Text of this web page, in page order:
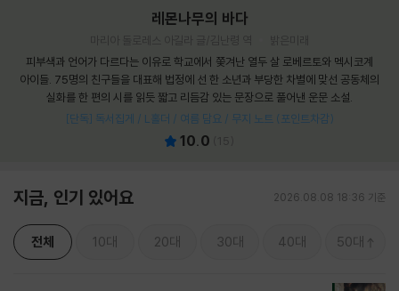
레몬나무의 바다
피부색과 언어가 다르다는 이유로 학교에서 쫓겨난 열두 살 로베르토와 멕시코계
아이들. 75명의 친구들을 대표해 법정에 선 한 소년과 부당한 차별에 맞선 공동체의
실화를 한 편의 시를 읽듯 짧고 리듬감 있는 문장으로 풀어낸 운문 소설.
[단독] 독서집게 / L홀더 / 여름 담요 / 무지 노트 (포인트차감)
10.0
지금, 인기 있어요 2026.08.08 18:36 기준
전체 10대 20대 30대 40대 50대